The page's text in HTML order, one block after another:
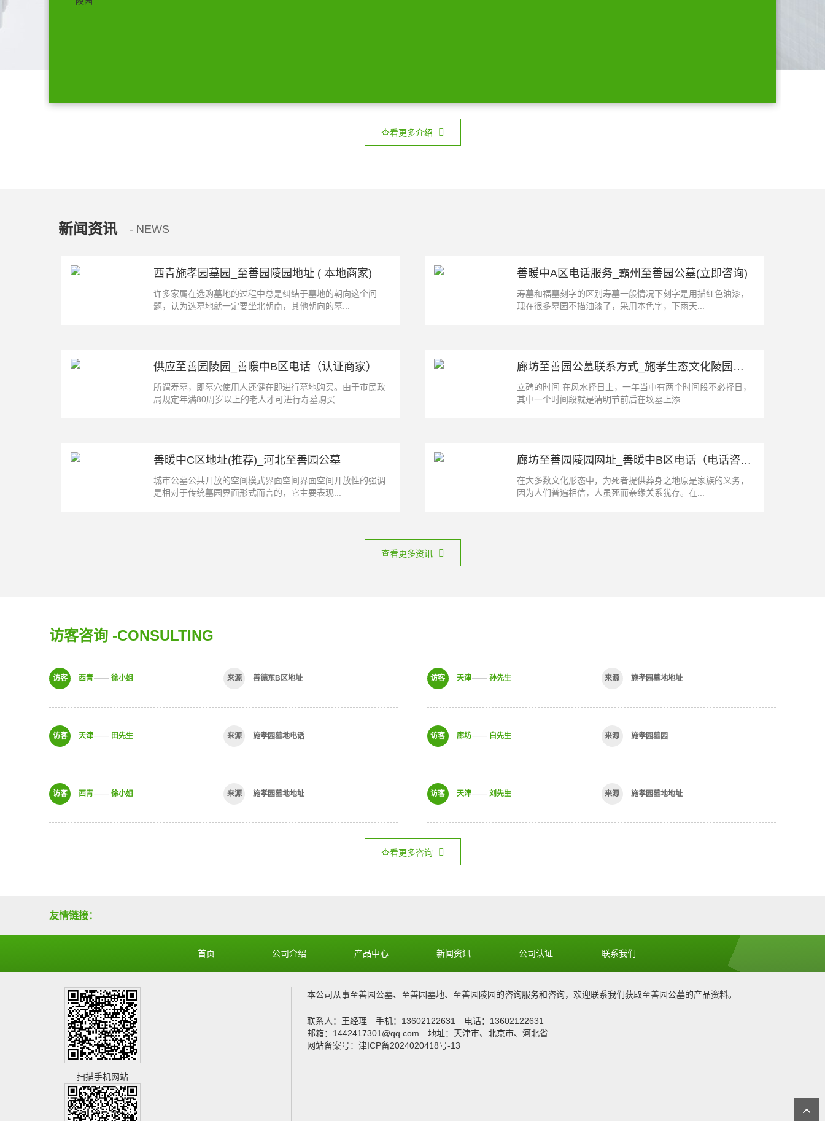
查看更多介绍
新闻资讯 - NEWS
西青施孝园墓园_至善园陵园地址 ( 本地商家)
许多家属在选购墓地的过程中总是纠结于墓地的朝向这个问
题，认为选墓地就一定要坐北朝南，其他朝向的墓...
善暖中A区电话服务_霸州至善园公墓(立即咨询)
寿墓和福墓刻字的区别寿墓一般情况下刻字是用描红色油漆，
现在很多墓园不描油漆了，采用本色字，下雨天...
供应至善园陵园_善暖中B区电话（认证商家）
所谓寿墓，即墓穴使用人还健在即进行墓地购买。由于市民政
局规定年满80周岁以上的老人才可进行寿墓购买...
廊坊至善园公墓联系方式_施孝生态文化陵园地址（电话咨询）
立碑的时间 在风水择日上，一年当中有两个时间段不必择日，
其中一个时间段就是清明节前后在坟墓上添...
善暖中C区地址(推荐)_河北至善园公墓
城市公墓公共开放的空间模式界面空间界面空间开放性的强调
是相对于传统墓园界面形式而言的，它主要表现...
廊坊至善园陵园网址_善暖中B区电话（电话咨询）
在大多数文化形态中，为死者提供葬身之地原是家族的义务，
因为人们普遍相信，人虽死而亲缘关系犹存。在...
查看更多资讯
访客咨询 -CONSULTING
西青 徐小姐 善德东B区地址 天津 孙先生 施孝园墓地地址
天津 田先生 施孝园墓地电话 廊坊 白先生 施孝园墓园
西青 徐小姐 施孝园墓地地址 天津 刘先生 施孝园墓地地址
天津
霸州 陈先生 天津 赵先生
霸州 刘先生
查看更多咨询
友情链接：
首页 公司介绍 产品中心 新闻资讯 公司认证 联系我们
扫描手机网站
本公司从事至善园公墓、 至善园墓地、 至善园陵园的咨询服务和咨询，欢迎联系我们获取至善园公墓的产品资料。
联系人：王经理 手机：13602122631 电话：13602122631
邮箱：1442417301@qq.com 地址：天津市、北京市、河北省
网站备案号：津ICP备2024020418号-13